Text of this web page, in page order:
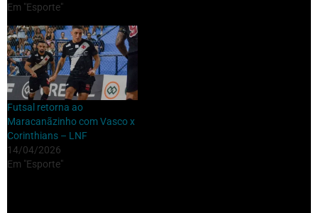
Em "Esporte"
Futsal retorna ao
Maracanãzinho com Vasco x
Corinthians – LNF
14/04/2026
Em "Esporte"